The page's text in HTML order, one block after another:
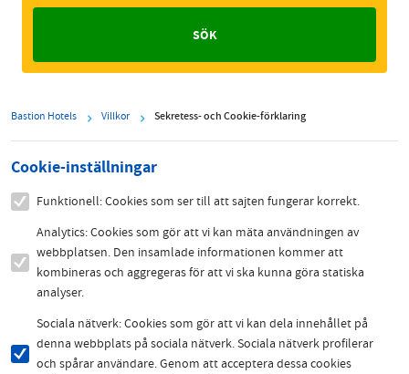
Bastion Hotels Villkor Sekretess- och Cookie-förklaring
Cookie-inställningar
Funktionell: Cookies som ser till att sajten fungerar korrekt.
Analytics: Cookies som gör att vi kan mäta användningen av
webbplatsen. Den insamlade informationen kommer att
kombineras och aggregeras för att vi ska kunna göra statiska
analyser.
Sociala nätverk: Cookies som gör att vi kan dela innehållet på
denna webbplats på sociala nätverk. Sociala nätverk profilerar
och spårar användare. Genom att acceptera dessa cookies